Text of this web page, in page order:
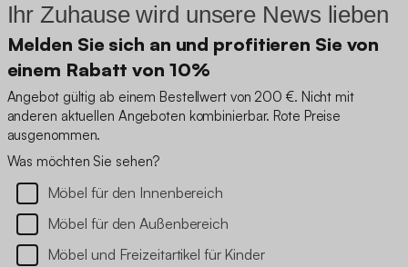
Ihr Zuhause wird unsere News lieben
Melden Sie sich an und profitieren Sie von
einem Rabatt von 10%
Angebot gültig ab einem Bestellwert von 200 €. Nicht mit
anderen aktuellen Angeboten kombinierbar. Rote Preise
ausgenommen.
Was möchten Sie sehen?
Möbel für den Innenbereich
Möbel für den Außenbereich
Möbel und Freizeitartikel für Kinder